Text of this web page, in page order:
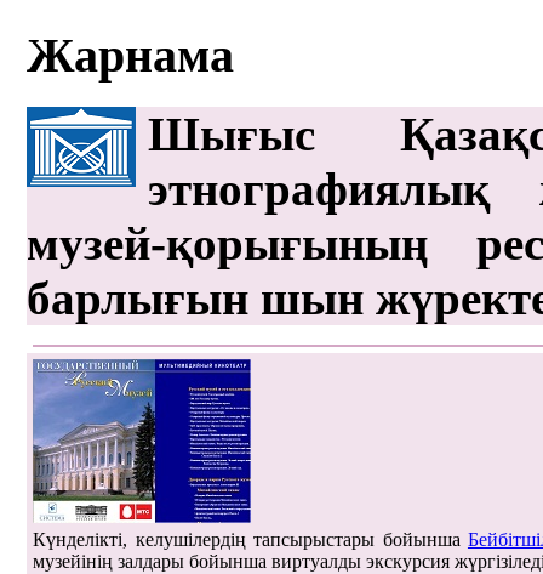
Жарнама
Шығыс
этнографиялық
музей-қорығының
барлығын шын
Күнделікті, келушілердің тапсырыстары бойынша
музейінің залдары бойынша виртуалды экскурсия